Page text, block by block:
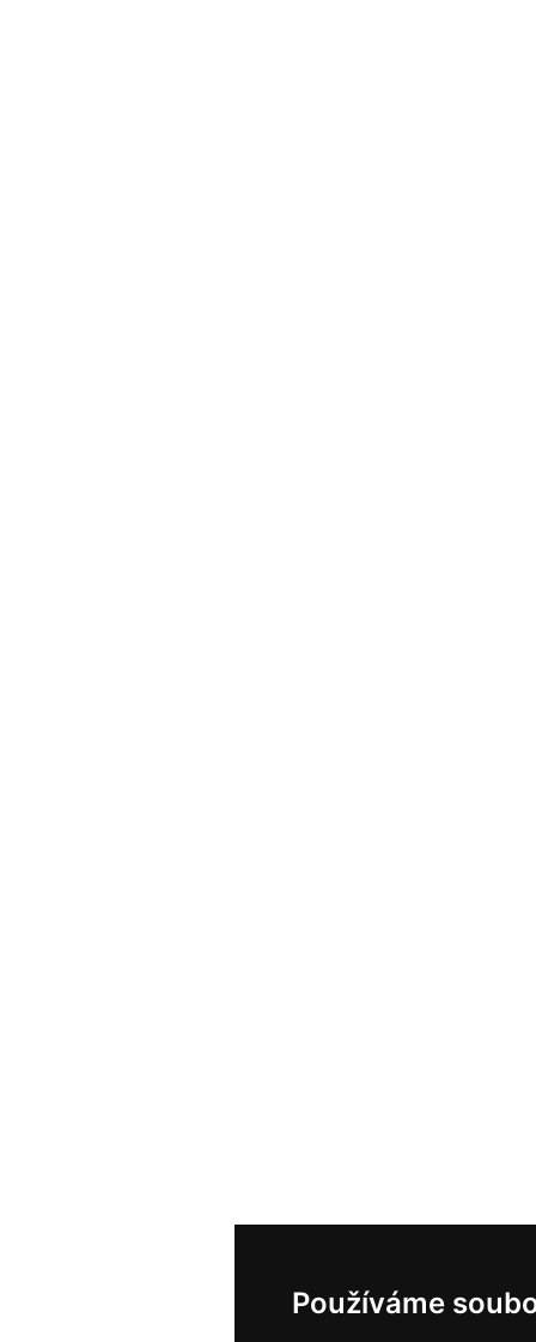
Používáme